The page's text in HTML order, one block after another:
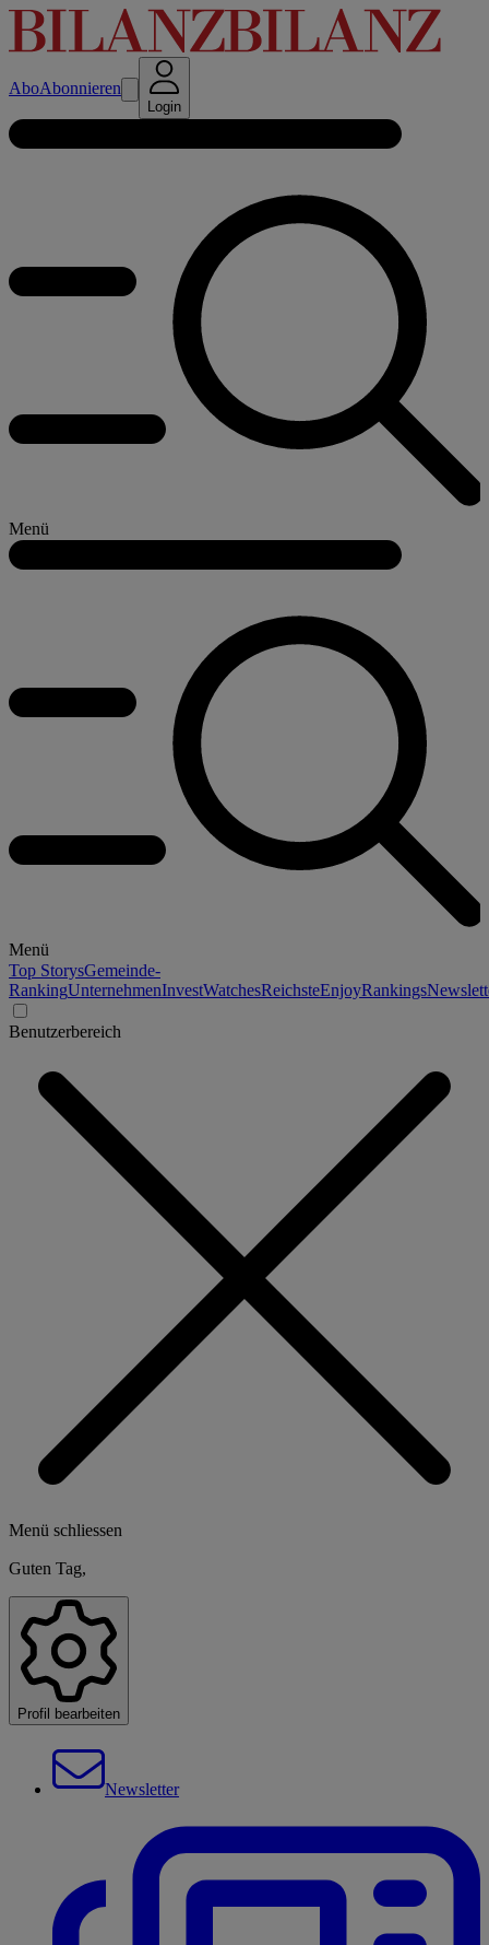
AboAbonnieren
Login
Menü
Menü
Top StorysGemeinde-
RankingUnternehmenInvestWatchesReichsteEnjoyRankings
Benutzerbereich
Menü schliessen
Guten Tag,
Profil bearbeiten
Newsletter